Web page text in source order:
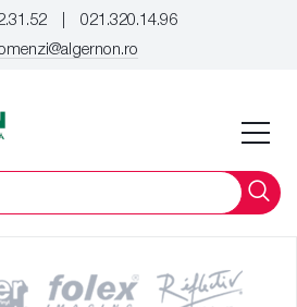
021.320.14.96